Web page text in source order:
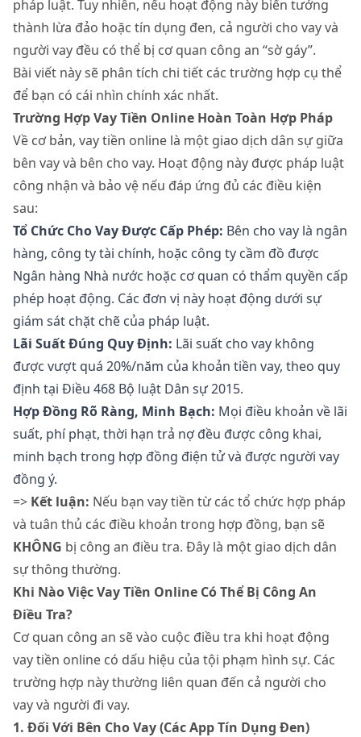
pháp luật. Tuy nhiên, nếu hoạt động này biến tướng
thành lừa đảo hoặc tín dụng đen, cả người cho vay và
người vay đều có thể bị cơ quan công an “sờ gáy”.
Bài viết này sẽ phân tích chi tiết các trường hợp cụ thể
để bạn có cái nhìn chính xác nhất.
Trường Hợp Vay Tiền Online Hoàn Toàn Hợp Pháp
Về cơ bản, vay tiền online là một giao dịch dân sự giữa
bên vay và bên cho vay. Hoạt động này được pháp luật
công nhận và bảo vệ nếu đáp ứng đủ các điều kiện
sau:
Tổ Chức Cho Vay Được Cấp Phép: Bên cho vay là ngân
hàng, công ty tài chính, hoặc công ty cầm đồ được
Ngân hàng Nhà nước hoặc cơ quan có thẩm quyền cấp
phép hoạt động. Các đơn vị này hoạt động dưới sự
giám sát chặt chẽ của pháp luật.
Lãi Suất Đúng Quy Định: Lãi suất cho vay không
được vượt quá 20%/năm của khoản tiền vay, theo quy
định tại Điều 468 Bộ luật Dân sự 2015.
Hợp Đồng Rõ Ràng, Minh Bạch: Mọi điều khoản về lãi
suất, phí phạt, thời hạn trả nợ đều được công khai,
minh bạch trong hợp đồng điện tử và được người vay
đồng ý.
=> Kết luận: Nếu bạn vay tiền từ các tổ chức hợp pháp
và tuân thủ các điều khoản trong hợp đồng, bạn sẽ
KHÔNG bị công an điều tra. Đây là một giao dịch dân
sự thông thường.
Khi Nào Việc Vay Tiền Online Có Thể Bị Công An
Điều Tra?
Cơ quan công an sẽ vào cuộc điều tra khi hoạt động
vay tiền online có dấu hiệu của tội phạm hình sự. Các
trường hợp này thường liên quan đến cả người cho
vay và người đi vay.
1. Đối Với Bên Cho Vay (Các App Tín Dụng Đen)